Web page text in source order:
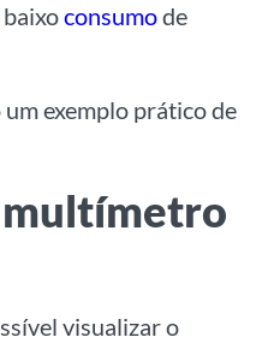
consumode
exemplo prático de
multímetro
visualizar o